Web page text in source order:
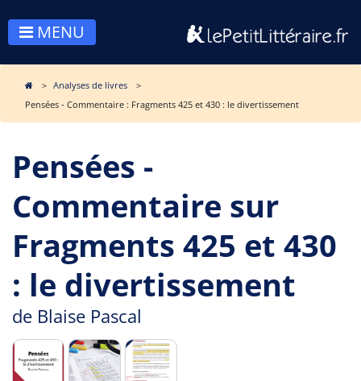
MENU
Analyses de livres
Pensées - Commentaire : Fragments 425 et 430 : le divertissement
Pensées -
Commentaire sur
Fragments 425 et 430
: le divertissement
de Blaise Pascal